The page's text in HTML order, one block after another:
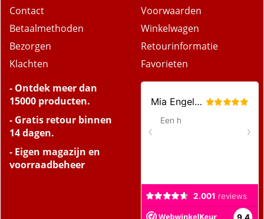
Contact
Betaalmethoden
Bezorgen
Klachten
Voorwaarden
Winkelwagen
Retourinformatie
Favorieten
- Ontdek meer dan
15000 producten.
- Gratis retour binnen
14 dagen.
- Eigen magazijn en
voorraadbeheer